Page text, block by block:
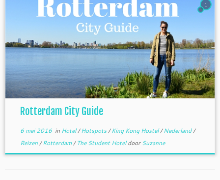
1
Rotterdam City Guide
6 mei 2016in Hotel/Hotspots/King Kong Hostel/Nederland/
Reizen/Rotterdam/The Student HoteldoorSuzanne